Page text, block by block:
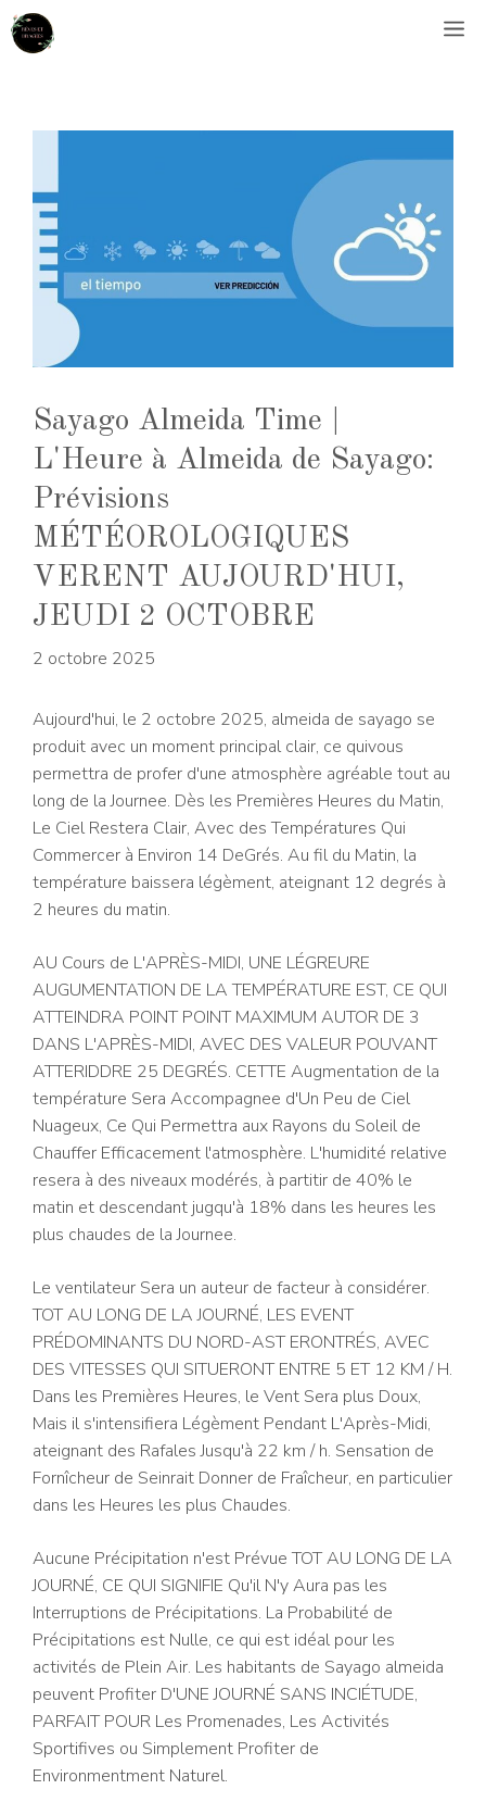
Aller
au
Sayago Almeida Time |
L'Heure à Almeida de Sayago:
Prévisions
MÉTÉOROLOGIQUES
VERENT AUJOURD'HUI,
JEUDI 2 OCTOBRE
2 octobre 2025
Aujourd'hui, le 2 octobre 2025, almeida de sayago se
produit avec un moment principal clair, ce quivous
permettra de profer d'une atmosphère agréable tout au
long de la Journee. Dès les Premières Heures du Matin,
Le Ciel Restera Clair, Avec des Températures Qui
Commercer à Environ 14 DeGrés. Au fil du Matin, la
température baissera légèment, ateignant 12 degrés à
2 heures du matin.
AU Cours de L'APRÈS-MIDI, UNE LÉGREURE
AUGUMENTATION DE LA TEMPÉRATURE EST, CE QUI
ATTEINDRA POINT POINT MAXIMUM AUTOR DE 3
DANS L'APRÈS-MIDI, AVEC DES VALEUR POUVANT
ATTERIDDRE 25 DEGRÉS. CETTE Augmentation de la
température Sera Accompagnee d'Un Peu de Ciel
Nuageux, Ce Qui Permettra aux Rayons du Soleil de
Chauffer Efficacement l'atmosphère. L'humidité relative
resera à des niveaux modérés, à partitir de 40% le
matin et descendant jugqu'à 18% dans les heures les
plus chaudes de la Journee.
Le ventilateur Sera un auteur de facteur à considérer.
TOT AU LONG DE LA JOURNÉ, LES EVENT
PRÉDOMINANTS DU NORD-AST ERONTRÉS, AVEC
DES VITESSES QUI SITUERONT ENTRE 5 ET 12 KM / H.
Dans les Premières Heures, le Vent Sera plus Doux,
Mais il s'intensifiera Légèment Pendant L'Après-Midi,
ateignant des Rafales Jusqu'à 22 km / h. Sensation de
Fornîcheur de Seinrait Donner de Fraîcheur, en particulier
dans les Heures les plus Chaudes.
Aucune Précipitation n'est Prévue TOT AU LONG DE LA
JOURNÉ, CE QUI SIGNIFIE Qu'il N'y Aura pas les
Interruptions de Précipitations. La Probabilité de
Précipitations est Nulle, ce qui est idéal pour les
activités de Plein Air. Les habitants de Sayago almeida
peuvent Profiter D'UNE JOURNÉ SANS INCIÉTUDE,
PARFAIT POUR Les Promenades, Les Activités
Sportifives ou Simplement Profiter de
Environmentment Naturel.